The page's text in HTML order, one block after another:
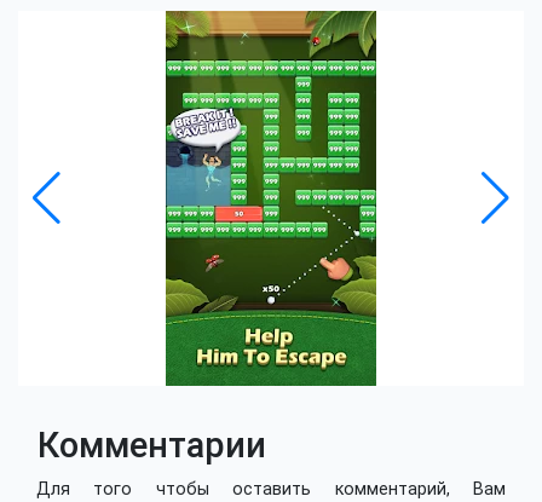
Комментарии
Для того чтобы оставить комментарий, Вам